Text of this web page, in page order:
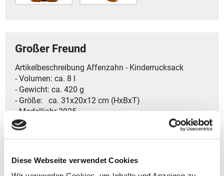
Diese Webseite verwendet Cookies
Großer Freund
Artikelbeschreibung Affenzahn - Kinderrucksack
- Volumen: ca. 8 l
- Gewicht: ca. 420 g
- Größe: ca. 31x20x12 cm (HxBxT)
- Modelljahr 2025
Brotbox und Spielzeug
- Zwei Mesh-Außentaschen sind perfekt für